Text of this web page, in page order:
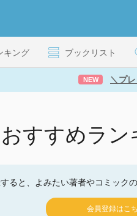
キング ブックリスト
NEW ＼プ
すすめラン
ると、よみたい著者やコミック
会員登録はこ